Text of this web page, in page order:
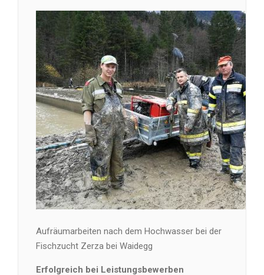
Aufräumarbeiten nach dem Hochwasser bei der
Fischzucht Zerza bei Waidegg
Erfolgreich bei Leistungsbewerben